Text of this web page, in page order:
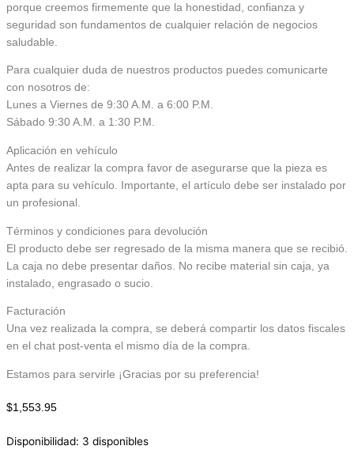
porque creemos firmemente que la honestidad, confianza y
seguridad son fundamentos de cualquier relación de negocios
saludable.
Para cualquier duda de nuestros productos puedes comunicarte
con nosotros de:
Lunes a Viernes de 9:30 A.M. a 6:00 P.M.
Sábado 9:30 A.M. a 1:30 P.M.
Aplicación en vehículo
Antes de realizar la compra favor de asegurarse que la pieza es
apta para su vehículo. Importante, el artículo debe ser instalado por
un profesional.
Términos y condiciones para devolución
El producto debe ser regresado de la misma manera que se recibió.
La caja no debe presentar daños. No recibe material sin caja, ya
instalado, engrasado o sucio.
Facturación
Una vez realizada la compra, se deberá compartir los datos fiscales
en el chat post-venta el mismo día de la compra.
Estamos para servirle ¡Gracias por su preferencia!
$1,553.95
Disponibilidad: 3 disponibles